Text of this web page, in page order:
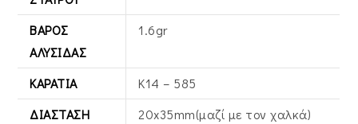
ΒΆΡΟΣ
ΑΛΥΣΊΔΑΣ
1.6gr
ΚΑΡΆΤΙΑ
Κ14 – 585
ΔΙΆΣΤΑΣΗ
20x35mm(μαζί με τον χαλκά)